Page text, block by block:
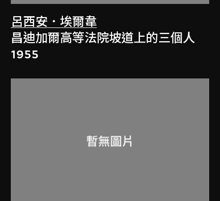
呂西安．埃爾韋
昌迪加爾高等法院坡道上的三個人
1955